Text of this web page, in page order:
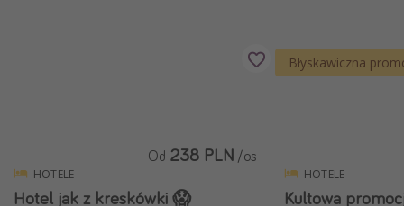
Newsy, ciekawostki, porady podróżnicze
HOTELE
Hotel jak z kreskówki 😱
Od 238 PLN /os
Błyskawiczna
HOTELE
Kultowa